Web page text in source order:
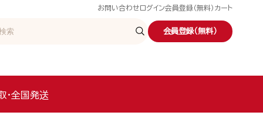
お問い合わせ ログイン会員登録（無料） カート
会員登録（無料）
・全国発送